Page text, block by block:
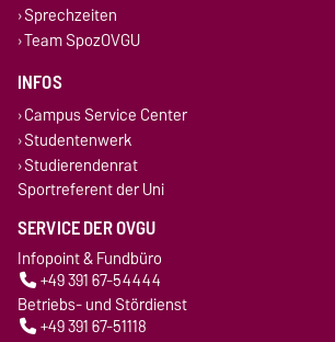
Sprechzeiten
Team SpozOVGU
INFOS
Campus Service Center
Studentenwerk
Studierendenrat
Sportreferent der Uni
SERVICE DER OVGU
Infopoint & Fundbüro
+49 391 67-54444
Betriebs- und Stördienst
+49 391 67-51118